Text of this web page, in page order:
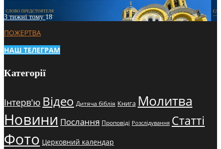
3 тижні тому18
ПОЖЕРТВА
НАШ ТЕЛЕГРАМ
Категорії
Інтерв'ю Відео Дитяча біблія Книга Молитва
Новини Послання Проповіді Розслідування Статті
Фото Церковний календар